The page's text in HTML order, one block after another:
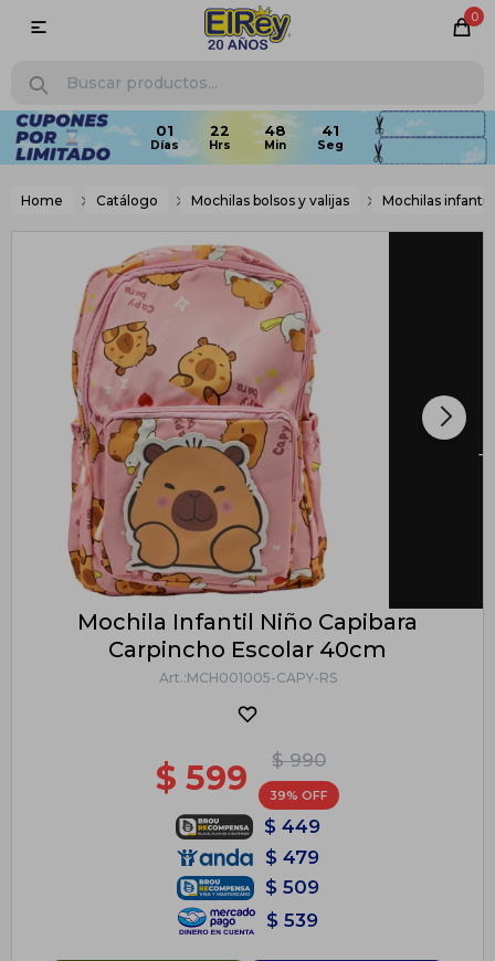
0

01 22 48 40
Home Catálogo Mochilas bolsos y valijas Mochilas
Mochila Infantil Niño Capibara
Carpincho Escolar 40cm
MCH001005-CAPY-RS
$ 990
$ 599 39
$ 449
$ 479
$ 509
$ 539